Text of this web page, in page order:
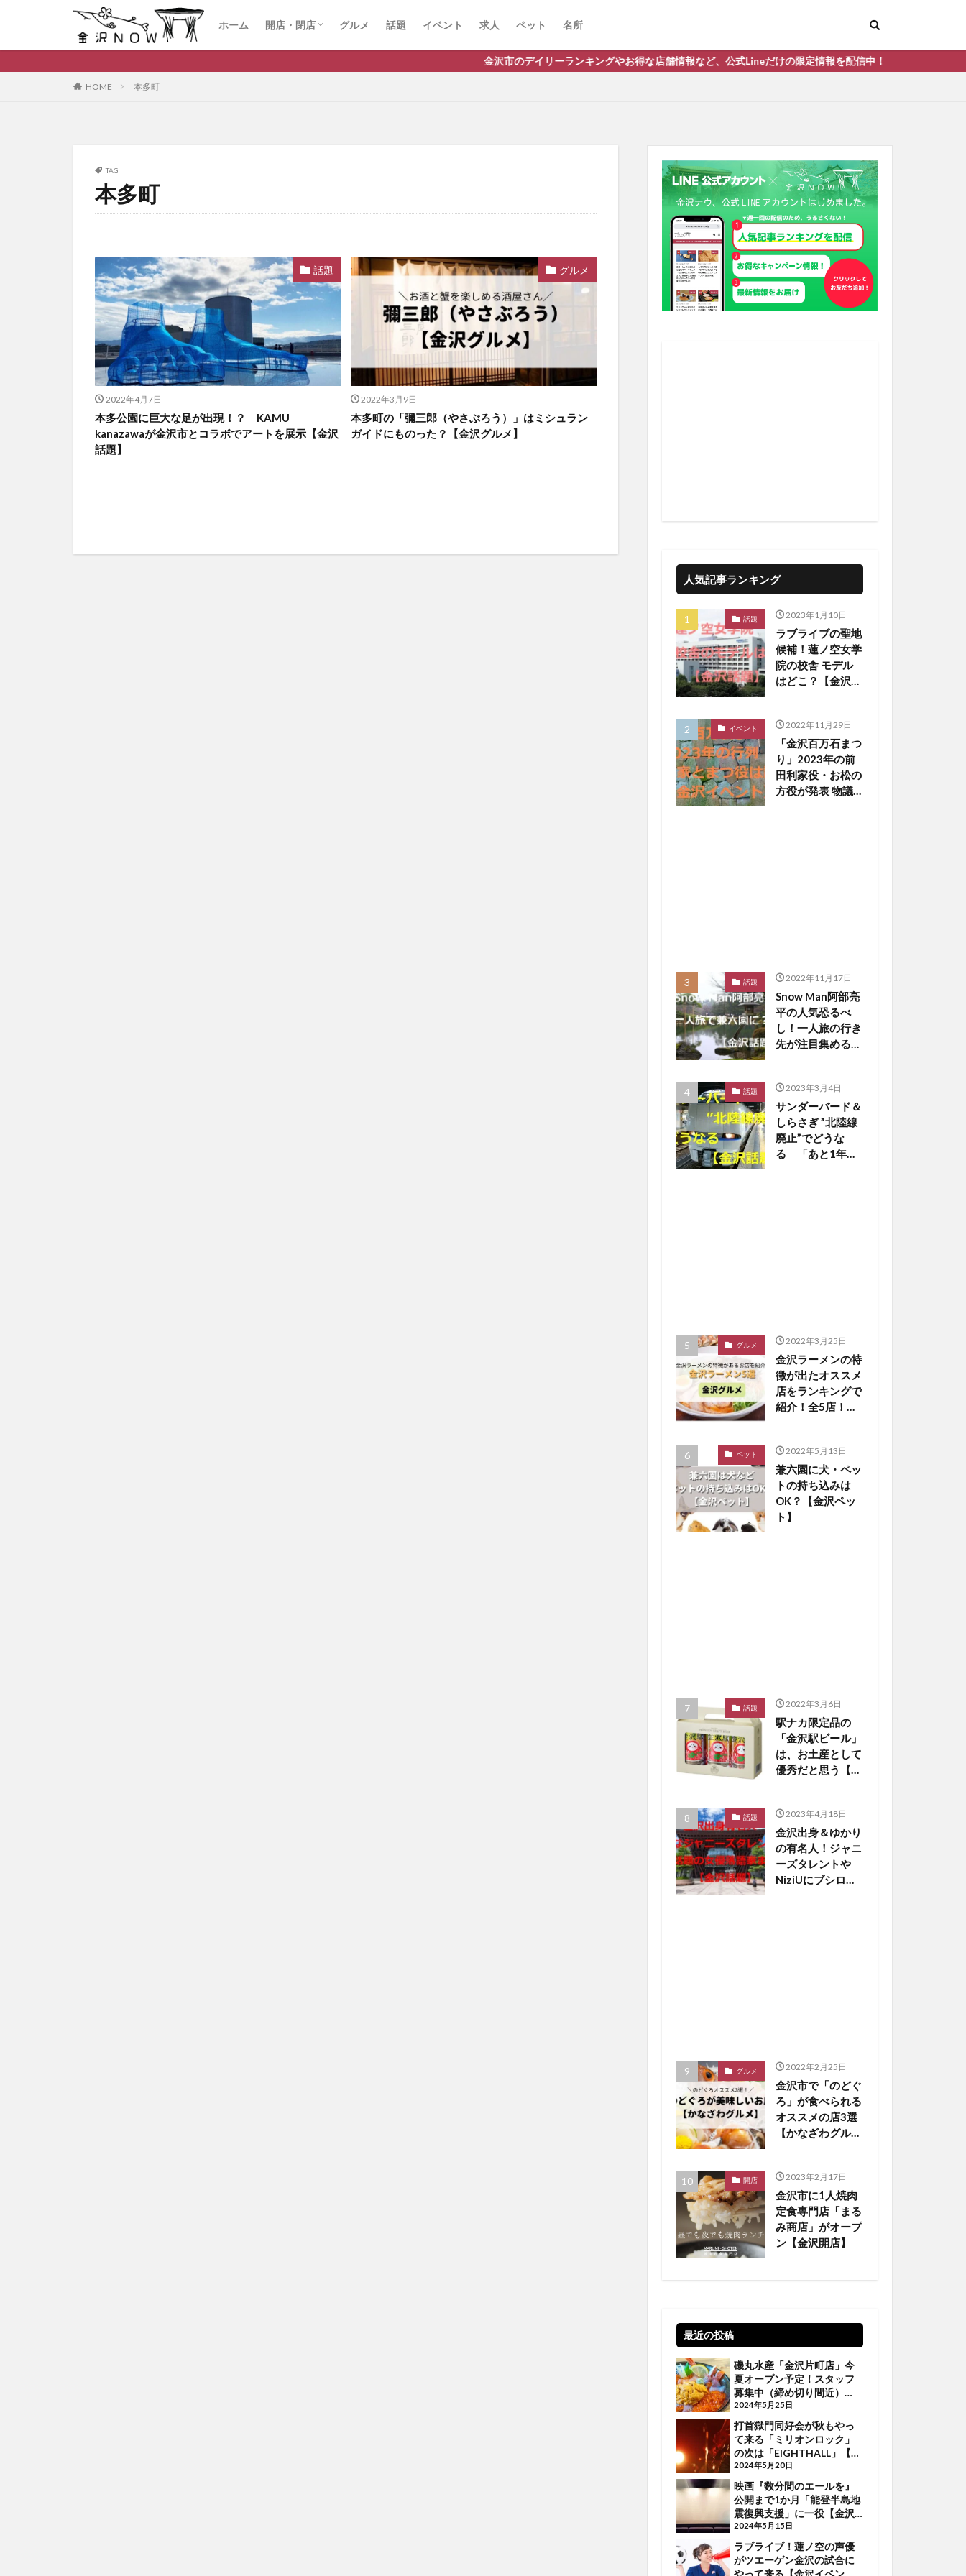
ホーム 開店・閉店 グルメ 話題 イベント 求人 ペット 名所
金沢市のデイリーランキングやお得な店舗情報など、公式Lineだけの限定情報を配信中！
HOME 本多町
TAG
本多町
話題
2022年4月7日
本多公園に巨大な足が出現！？ KAMU
kanazawaが金沢市とコラボでアートを展示【金沢
話題】
グルメ
2022年3月9日
本多町の「彌三郎（やさぶろう）」はミシュラン
ガイドにものった？【金沢グルメ】
人気記事ランキング
話題 2023年1月10日
ラブライブの聖地
候補！蓮ノ空女学
院の校舎 モデル
はどこ？【金沢話
イベント 2022年11月29日
「金沢百万石まつ
り」2023年の前
田利家役・お松の
方役が発表 物議
話題 2022年11月17日
Snow Man阿部亮
平の人気恐るべ
し！一人旅の行き
先が注目集める
話題 2023年3月4日
サンダーバード＆
しらさぎ ”北陸線
廃止”でどうな
る 「あと1年
グルメ 2022年3月25日
金沢ラーメンの特
徴が出たオススメ
店をランキングで
紹介！全5店！
ペット 2022年5月13日
兼六園に犬・ペッ
トの持ち込みは
OK？【金沢ペッ
ト】
話題 2022年3月6日
駅ナカ限定品の
「金沢駅ビール」
は、お土産として
優秀だと思う【か
話題 2023年4月18日
金沢出身＆ゆかり
の有名人！ジャニ
ーズタレントや
NiziUにブシロー
グルメ 2022年2月25日
金沢市で「のどぐ
ろ」が食べられる
オススメの店3選
【かなざわグルメ
開店 2023年2月17日
金沢市に1人焼肉
定食専門店「まる
み商店」がオープ
ン【金沢開店】
最近の投稿
磯丸水産「金沢片町店」今
夏オープン予定！スタッフ
募集中（締め切り間近）
【金沢話題】
2024年5月25日
打首獄門同好会が秋もやっ
て来る「ミリオンロック」
の次は「EIGHTHALL」【金
沢イベント】
2024年5月20日
映画『数分間のエールを』
公開まで1か月「能登半島地
震復興支援」に一役【金沢
イベント】
2024年5月15日
ラブライブ！蓮ノ空の声優
がツエーゲン金沢の試合に
やって来る【金沢イベン